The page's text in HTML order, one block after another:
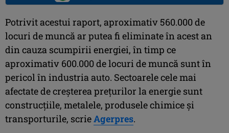
Potrivit acestui raport, aproximativ 560.000 de
locuri de muncă ar putea fi eliminate în acest an
din cauza scumpirii energiei, în timp ce
aproximativ 600.000 de locuri de muncă sunt în
pericol în industria auto. Sectoarele cele mai
afectate de creşterea preţurilor la energie sunt
construcţiile, metalele, produsele chimice şi
transporturile, scrieAgerpres.